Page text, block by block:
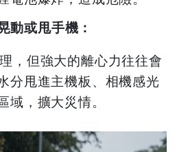
動或甩手機：
，但強大的離心力往往會
分甩進主機板、相機感光
域，擴大災情。